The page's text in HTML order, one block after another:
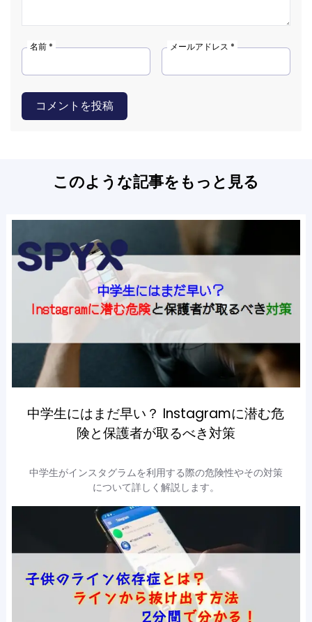
名前 * メールアドレス *
コメントを投稿
このような記事をもっと見る
中学生にはまだ早い？ Instagramに潜む危
険と保護者が取るべき対策
中学生がインスタグラムを利用する際の危険性やその対策
について詳しく解説します。